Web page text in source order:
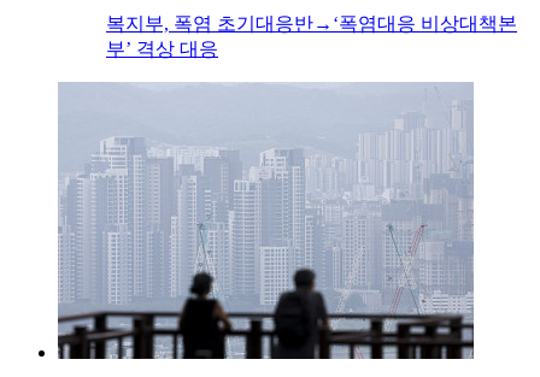
복지부, 폭염 초기대응반→‘폭염대응 비상대책본
부’ 격상 대응